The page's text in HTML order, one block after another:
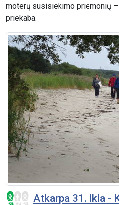
moterų susisiekimo priemonių
priekaba.
Atkarpa 31. Ikla -